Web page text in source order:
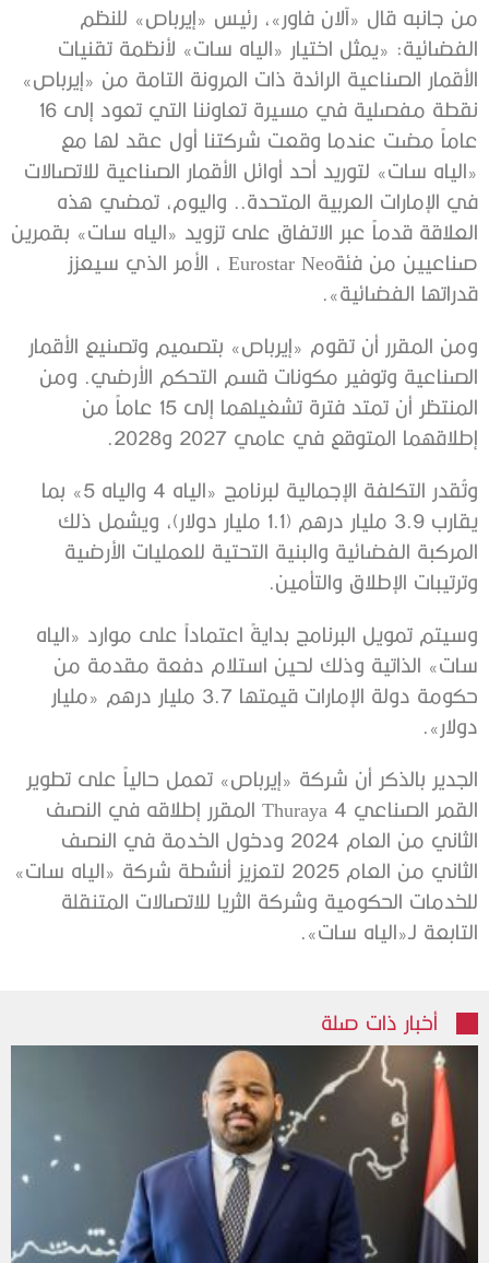
من جانبه قال «آلان فاور»، رئيس «إيرباص» للنظم
الفضائية: «يمثل اختيار «الياه سات» لأنظمة تقنيات
الأقمار الصناعية الرائدة ذات المرونة التامة من «إيرباص»
نقطة مفصلية في مسيرة تعاوننا التي تعود إلى 16
عاماً مضت عندما وقعت شركتنا أول عقد لها مع
«الياه سات» لتوريد أحد أوائل الأقمار الصناعية للاتصالات
في الإمارات العربية المتحدة.. واليوم، تمضي هذه
العلاقة قدماً عبر الاتفاق على تزويد «الياه سات» بقمرين
صناعيين من فئةEurostar Neo ، الأمر الذي سيعزز
قدراتها الفضائية».
ومن المقرر أن تقوم «إيرباص» بتصميم وتصنيع الأقمار
الصناعية وتوفير مكونات قسم التحكم الأرضي. ومن
المنتظر أن تمتد فترة تشغيلهما إلى 15 عاماً من
إطلاقهما المتوقع في عامي 2027 و2028.
وتُقدر التكلفة الإجمالية لبرنامج «الياه 4 والياه 5» بما
يقارب 3.9 مليار درهم (1.1 مليار دولار)، ويشمل ذلك
المركبة الفضائية والبنية التحتية للعمليات الأرضية
وترتيبات الإطلاق والتأمين.
وسيتم تمويل البرنامج بدايةً اعتماداً على موارد «الياه
سات» الذاتية وذلك لحين استلام دفعة مقدمة من
حكومة دولة الإمارات قيمتها 3.7 مليار درهم «مليار
دولار».
الجدير بالذكر أن شركة «إيرباص» تعمل حالياً على تطوير
القمر الصناعي Thuraya 4 المقرر إطلاقه في النصف
الثاني من العام 2024 ودخول الخدمة في النصف
الثاني من العام 2025 لتعزيز أنشطة شركة «الياه سات»
للخدمات الحكومية وشركة الثريا للاتصالات المتنقلة
التابعة لـ«الياه سات».
أخبار ذات صلة